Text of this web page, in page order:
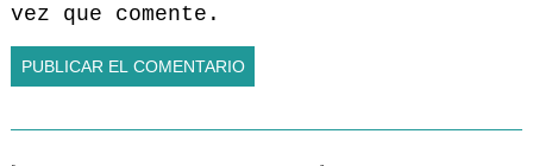
vez que comente.